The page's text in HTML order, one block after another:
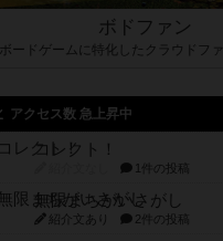
ボドファン
ボードゲームに特化したクラウドフ
アクセス数 急上昇中
コレクト！
1件の投稿
無限まちがいさがし
紹介文あり 2件の投稿